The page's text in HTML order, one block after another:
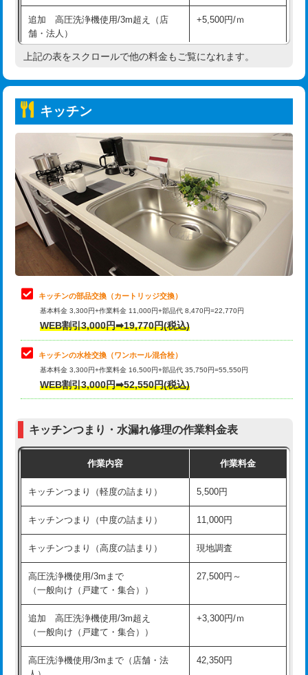
持込商品取付（浄水器・分岐水栓） 16,500円
持込商品取付（温水洗浄便座） 22,000円
持込商品取付（普通便座⇔温水洗浄便
22,000円
給水管工事※（ホール加工)
給水管工事※（バンド止め) 3,300円
給水管工事※（支持金具設置) 5,500円
給水管工事※（保温材使用（バンド止
め込み）)
5,500円
給水管工事※（土の掘削・埋め戻し作
11,000円
給水管工事※（塩ビ管（VP・HI）使
用/3ｍまで)
給水管工事※（塩ビ管（VP・HI）使
用（追加）/3ｍ超え)
給水管工事※（ライニング鋼管・銅
管・ポリ管・HT管使用/3ｍまで)
44,000円
管・ポリ管・HT管使用/3ｍ超え)
排水管工事（土の掘削・埋め戻し作
11,000円~
排水管工事（排水管工事/3ｍまで） 55,000円
排水管工事（追加 排水管工事/3ｍ超
+11,000円
マス交換（深さ50㎝未満）
マス交換（深さ50㎝以上） 66,000円
コンクリート斫り（厚さ10㎝まで）
追加 高圧洗浄機使用/3m超え（店
舗・法人）
+5,500円/ｍ
高度高圧洗浄換 現地調査
トーラー機使用/3mまで
追加トーラー機使用/3m超え +3,300円
カメラ調査 33,000円
桝清掃 8,800円
止水・漏水調査・防水処理・清掃・修
理・調整・分解・加工など（軽作業）
11,000円
止水・漏水調査・防水処理・清掃・修
理・調整・分解・加工など（中作業）
22,000円
止水・漏水調査・防水処理・清掃・修
理・調整・分解・加工など（重作業）
33,000円
お風呂タンク脱着
その他部品の脱着
式・ワンホール）)
交換・取付(排水栓・排水トラップ
22,000円+材料費
持込商品取付（単水栓）
持込商品取付（混合水栓） 16,500円
上記の表をスクロールで他の料金もご覧になれます。
キッチン
キッチンの部品交換（カートリッジ交換）
基本料金 3,300円+作業料金 11,000円+部品代 8,470円=22,770円
WEB割引3,000円➡19,770円(税込)
キッチンの水栓交換（ワンホール混合栓）
基本料金 3,300円+作業料金 16,500円+部品代 35,750円=55,550円
WEB割引3,000円➡52,550円(税込)
キッチンつまり・水漏れ修理の作業料金表
作業内容 作業料金
キッチンつまり（軽度の詰まり） 5,500円
キッチンつまり（中度の詰まり） 11,000円
キッチンつまり（高度の詰まり） 現地調査
高圧洗浄機使用/3mまで
（一般向け（戸建て・集合））
27,500円～
追加 高圧洗浄機使用/3m超え
（一般向け（戸建て・集合））
+3,300円/ｍ
高圧洗浄機使用/3mまで（店舗・法
42,350円